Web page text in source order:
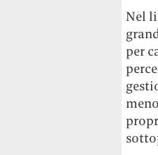
Nel
per